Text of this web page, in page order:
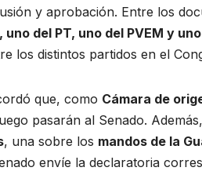
y aprobación. Entre los
uno del PT, uno del PVEM y
los distintos partidos en el
que, como Cámara de
pasarán al Senado.
, una sobre los mandos de la
envíe la declaratoria